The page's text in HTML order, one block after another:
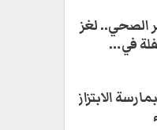
الحجر الصحي.. لغز
في…
الابتزاز